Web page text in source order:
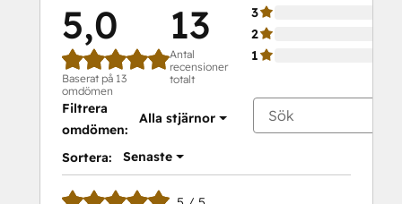
5,0
Baserat på 13
omdömen
13
Antal
recensioner
totalt
3
2
1
Filtrera
omdömen:
Alla stjärnor
Sortera: Senaste